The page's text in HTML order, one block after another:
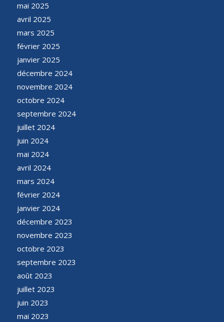
mai 2025
avril 2025
mars 2025
février 2025
janvier 2025
décembre 2024
novembre 2024
octobre 2024
septembre 2024
juillet 2024
juin 2024
mai 2024
avril 2024
mars 2024
février 2024
janvier 2024
décembre 2023
novembre 2023
octobre 2023
septembre 2023
août 2023
juillet 2023
juin 2023
mai 2023